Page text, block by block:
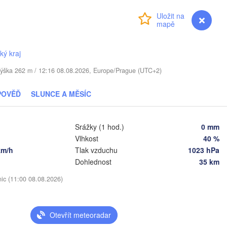
myVentusky Předpověď
kraj
262 m / 12:16 08.08.2026, Europe/Prague (UTC+2)
SLUNCE A MĚSÍC
h
Srážky (1 hod.)
0 mm
Vlhkost
40 %
Tlak vzduchu
1023 hPa
Dohlednost
35 km
(11:00 08.08.2026)
Otevřít meteoradar
Мінск
(Minsk)
Бабруйск
(Babrujsk)
(Mazyr)
(Salihorsk)
Віцебск
Магілёў
(Mahilioŭ)
BĚLORUSKO